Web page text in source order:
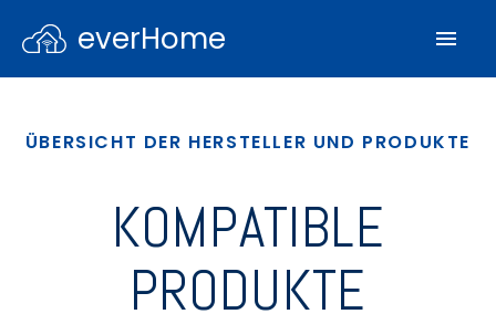
everHome
ÜBERSICHT DER HERSTELLER UND PRODUKTE
KOMPATIBLE
PRODUKTE